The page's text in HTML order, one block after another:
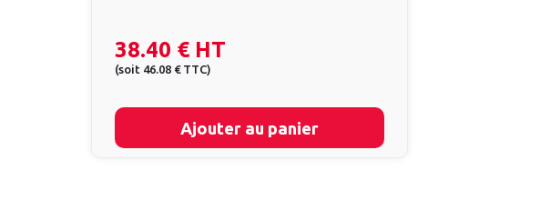
38.40 € HT
(soit 46.08 € TTC)
Ajouter au panier